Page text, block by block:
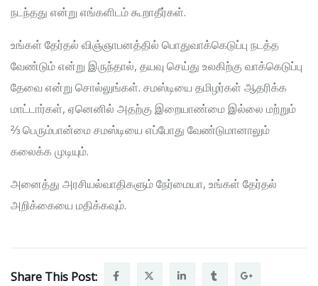
நடந்தது என்று எங்களிடம் கூறாதீர்கள்.
உங்கள் தேர்தல் விஞ்ஞாபனத்தில் பொதுவாக்கெடுப்பு நடத்த
வேண்டும் என்று இருந்தால், தயவு செய்து உலகிற்கு வாக்கெடுப்பு
தேவை என்று சொல்லுங்கள். சமஸ்டியை தமிழர்கள் ஆதரிக்க
மாட்டார்கள், ஏனெனில் அதற்கு இறையாண்மை இல்லை மற்றும்
⅔ பெரும்பான்மை சமஸ்டியை எப்போது வேண்டுமானாலும்
கலைக்க முடியும்.
அனைத்து அரசியல்வாதிகளும் நேர்மையா, உங்கள் தேர்தல்
அறிக்கையை மதிக்கவும்.
Share This Post: